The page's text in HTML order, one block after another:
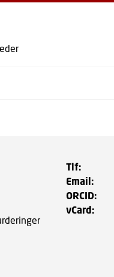
Tlf:
Email :
ORCID:
vCard: